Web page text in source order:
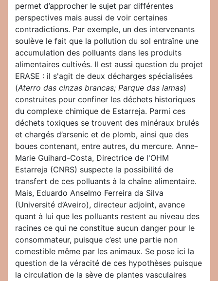
permet d’approcher le sujet par différentes
perspectives mais aussi de voir certaines
contradictions. Par exemple, un des intervenants
soulève le fait que la pollution du sol entraîne une
accumulation des polluants dans les produits
alimentaires cultivés. Il est aussi question du projet
ERASE : il s'agit de deux décharges spécialisées
(Aterro das cinzas brancas; Parque das lamas)
construites pour confiner les déchets historiques
du complexe chimique de Estarreja. Parmi ces
déchets toxiques se trouvent des minéraux brulés
et chargés d’arsenic et de plomb, ainsi que des
boues contenant, entre autres, du mercure. Anne-
Marie Guihard-Costa, Directrice de l'OHM
Estarreja (CNRS) suspecte la possibilité de
transfert de ces polluants à la chaîne alimentaire.
Mais, Eduardo Anselmo Ferreira da Silva
(Université d’Aveiro), directeur adjoint, avance
quant à lui que les polluants restent au niveau des
racines ce qui ne constitue aucun danger pour le
consommateur, puisque c’est une partie non
comestible même par les animaux. Se pose ici la
question de la véracité de ces hypothèses puisque
la circulation de la sève de plantes vasculaires